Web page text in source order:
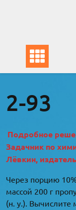
2-93
Подробное
Задачник по
Лёвкин,
Через порцию
массой 200 г
(н. у.). Вычислите